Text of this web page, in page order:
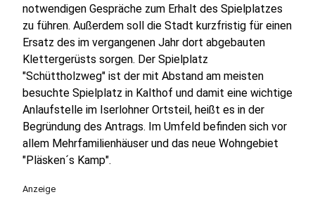
notwendigen Gespräche zum Erhalt des Spielplatzes
zu führen. Außerdem soll die Stadt kurzfristig für einen
Ersatz des im vergangenen Jahr dort abgebauten
Klettergerüsts sorgen. Der Spielplatz
"Schüttholzweg" ist der mit Abstand am meisten
besuchte Spielplatz in Kalthof und damit eine wichtige
Anlaufstelle im Iserlohner Ortsteil, heißt es in der
Begründung des Antrags. Im Umfeld befinden sich vor
allem Mehrfamilienhäuser und das neue Wohngebiet
"Pläsken´s Kamp".
Anzeige